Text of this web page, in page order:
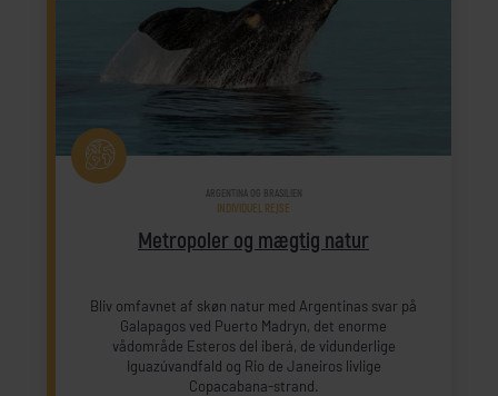
Metropoler og mægtig natur
ARGENTINA OG BRASILIEN
INDIVIDUEL REJSE
Bliv omfavnet af skøn natur med Argentinas svar på
Galapagos ved Puerto Madryn, det enorme
vådområde Esteros del iberá, de vidunderlige
Iguazúvandfald og Rio de Janeiros livlige
Copacabana-strand.